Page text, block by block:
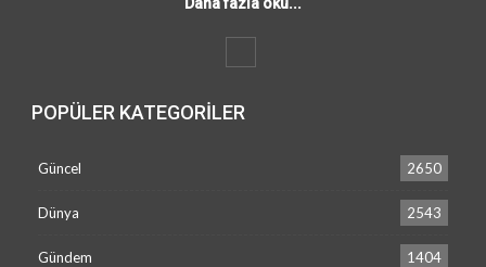
POPÜLER KATEGORILER
Güncel 2650
Dünya 2543
Gündem 1404